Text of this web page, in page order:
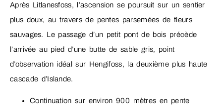
Après Litlanesfoss, l’ascension se poursuit sur un sentier
plus doux, au travers de pentes parsemées de fleurs
sauvages. Le passage d’un petit pont de bois précède
l’arrivée au pied d’une butte de sable gris, point
d’observation idéal sur Hengifoss, la deuxième plus haute
cascade d’Islande.
Continuation sur environ 900 mètres en pente